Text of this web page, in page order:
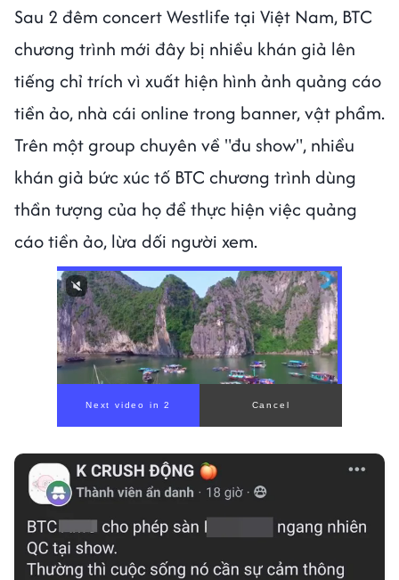
Sau 2 đêm concert Westlife tại Việt Nam, BTC
chương trình mới đây bị nhiều khán giả lên
tiếng chỉ trích vì xuất hiện hình ảnh quảng cáo
tiền ảo, nhà cái online trong banner, vật phẩm.
Trên một group chuyên về "đu show", nhiều
khán giả bức xúc tố BTC chương trình dùng
thần tượng của họ để thực hiện việc quảng
cáo tiền ảo, lừa dối người xem.